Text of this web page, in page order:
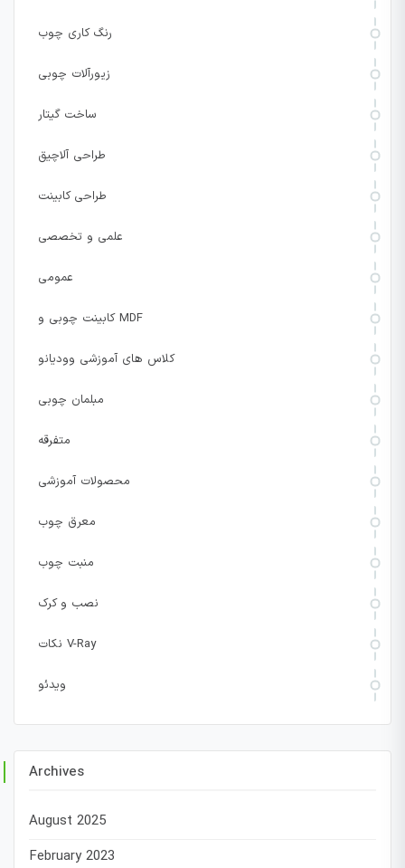
رنگ کاری چوب
زیورآلات چوبی
ساخت گیتار
طراحی آلاچیق
طراحی کابینت
علمی و تخصصی
عمومی
کابینت چوبی و MDF
کلاس های آموزشی وودیانو
مبلمان چوبی
متفرقه
محصولات آموزشی
معرق چوب
منبت چوب
نصب و کرک
نکات V-Ray
ویدئو
Archives
August 2025
February 2023